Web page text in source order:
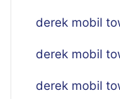
derek mobil
derek mobil
derek mobil